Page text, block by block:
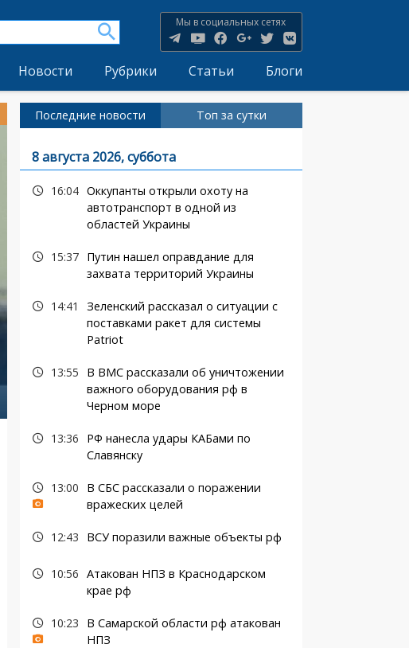
Мы в социальных сетях
Новости Рубрики Статьи Блоги
Последние новости Топ за сутки
8 августа 2026, суббота
16:04 Оккупанты открыли охоту на
автотранспорт в одной из
областей Украины
15:37
Путин нашел оправдание для
захвата территорий Украины
14:41
Зеленский рассказал о ситуации с
поставками ракет для системы
Patriot
13:55
В ВМС рассказали об уничтожении
важного оборудования рф в
Черном море
13:36
РФ нанесла удары КАБами по
Славянску
13:00
В СБС рассказали о поражении
вражеских целей
12:43 ВСУ поразили важные объекты рф
10:56 Атакован НПЗ в Краснодарском
крае рф
10:23
В Самарской области рф атакован
НПЗ